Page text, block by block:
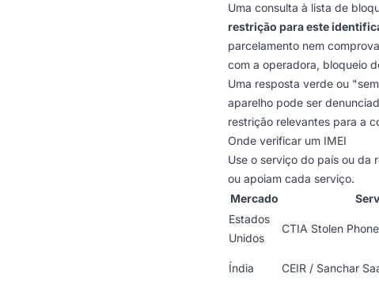
Uma consulta à lista de
restrição para este
parcelamento nem
com a operadora, bloqueio
Uma resposta verde ou
aparelho pode ser
restrição relevantes para a
Onde verificar um IMEI
Use o serviço do país ou da
ou apoiam cada serviço.
Mercado
Estados
Unidos
CTIA Stolen
Índia CEIR / Sanchar